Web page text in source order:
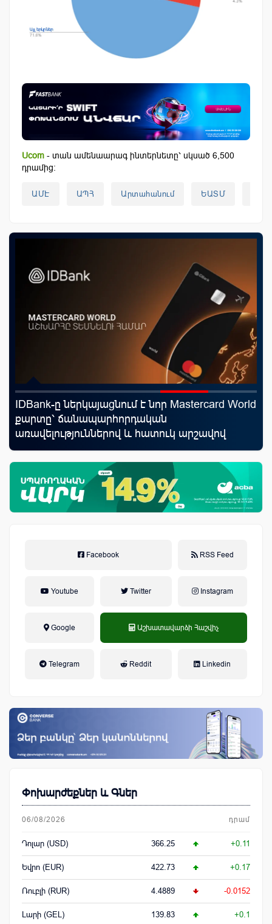
Ucom - տան ամենաարագ ինտերնետը՝ սկսած 6,500
դրամից:
ԱՄԷ ԱՊՀ Արտահանում ԵԱՏՄ
IDBank-ը ներկայացնում է նոր Mastercard World
քարտը՝ ճանապարհորդական
առավելություններով և հատուկ արշավով
Facebook RSS Feed
Youtube Twitter Instagram
Google Աշխատավարձի Հաշվիչ
Telegram Reddit Linkedin
Փոխարժեքներ և Գներ
06/08/2026 դրամ
Դոլար (USD) 366.25 +0.11
Եվրո (EUR) 422.73 +0.17
Ռուբլի (RUR) 4.4889 -0.0152
Լարի (GEL) 139.83 +0.1